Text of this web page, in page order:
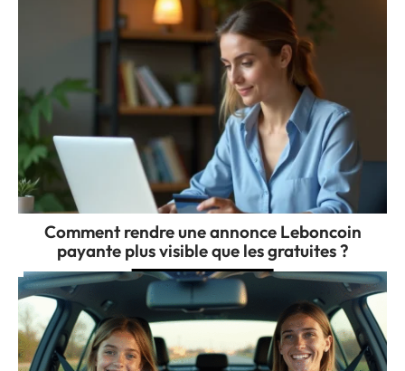
Comment rendre une annonce Leboncoin
payante plus visible que les gratuites ?